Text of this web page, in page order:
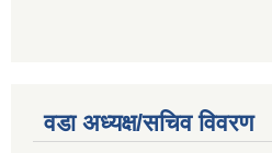
वडा अध्यक्ष/सचिव विवरण